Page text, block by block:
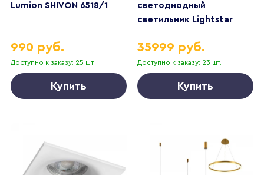
Lumion SHIVON 6518/1
Доступно к заказу: 25 шт.
990 руб.
Купить
светодиодный
светильник Lightstar
Доступно к заказу: 23 шт.
35999 руб.
Купить